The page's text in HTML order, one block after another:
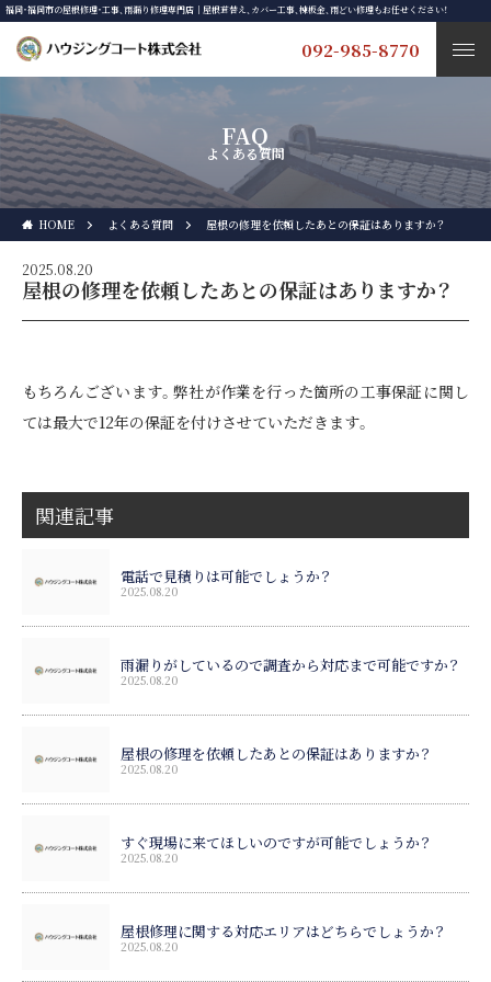
福岡・福岡市の屋根修理・工事、雨漏り修理専門店｜屋根葺替え、カバー工事、棟板金、雨どい修理もお任せください！
092-985-8770
FAQ
よくある質問
HOME よくある質問 屋根の修理を依頼したあとの保証はありますか？
2025.08.20
屋根の修理を依頼したあとの保証はありますか？
もちろんございます。弊社が作業を行った箇所の工事保証に関し
ては最大で12年の保証を付けさせていただきます。
関連記事
電話で見積りは可能でしょうか？
2025.08.20
雨漏りがしているので調査から対応まで可能ですか？
2025.08.20
屋根の修理を依頼したあとの保証はありますか？
2025.08.20
すぐ現場に来てほしいのですが可能でしょうか？
2025.08.20
屋根修理に関する対応エリアはどちらでしょうか？
2025.08.20